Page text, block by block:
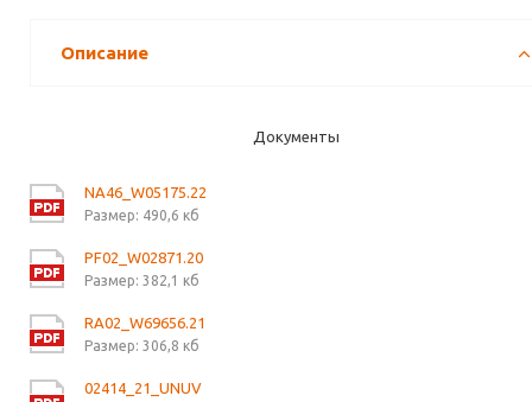
Описание
Документы
NA46_W05175.22
Размер: 490,6 кб
PF02_W02871.20
Размер: 382,1 кб
RA02_W69656.21
Размер: 306,8 кб
02414_21_UNUV